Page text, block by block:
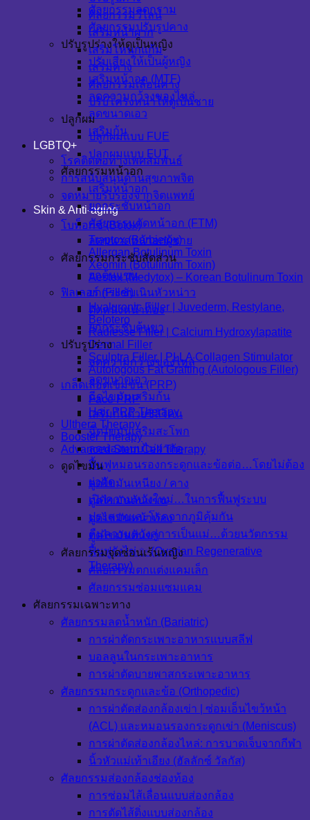
ศัลยกรรมลดกราม
ศัลยกรรมปรับรูปคาง
ปรับรูปร่างให้ดูเป็นหญิง
ปรับเสียงให้เป็นผู้หญิง
เสริมหน้าอก (MTF)
ลดความกว้างของไหล่
ลดขนาดเอว
เสริมก้น
LGBTQ+
โรคติดต่อทางเพศสัมพันธ์
การสนับสนุนด้านสุขภาพจิต
จดหมายรับรองจากจิตแพทย์
Skin & Anti-aging
โบท็อกซ์ (Botox)
Traptox (Barbietox)
Allergan Botulinum Toxin
Xeomin (Botulinum Toxin)
Aestox (Medytox) – Korean Botulinum Toxin
ฟิลเลอร์ (Filler)
Hyaluronic Filler | Juvederm, Restylane,
Belotero
Radiesse Filler | Calcium Hydroxylapatite
Dermal Filler
Sculptra Filler | PLLA Collagen Stimulator
Autologous Fat Grafting (Autologous Filler)
เกล็ดเลือดเข้มข้น (PRP)
Face PRP
Hair PRP Therapy
Ulthera Therapy
Booster Therapy
Advanced Stem Cell Therapy
ฟื้นฟูหมอนรองกระดูกและข้อต่อ…โดยไม่ต้อง
ผ่าตัด
เปิดความหวังใหม่…ในการฟื้นฟูระบบ
ประสาทและโรคจากภูมิคุ้มกัน
คืนความหวังสู่การเป็นแม่…ด้วยนวัตกรรม
ฟื้นฟูรังไข่ ✨ (Ovarian Regenerative
Therapy)
ศัลยกรรมวีไลน์
เสริมหน้าผาก
เสริมโหนกแก้ม
เสริมคาง
ศัลยกรรมเลื่อนคาง
ปรับโครงหน้าให้ดูเป็นชาย
ปลูกผม
ปลูกผมแบบ FUE
ปลูกผมแบบ FUT
ศัลยกรรมหน้าอก
เสริมหน้าอก
ยกกระชับหน้าอก
ศัลยกรรมตัดหน้าอก (FTM)
ลดขนาดหน้าอกผู้ชาย
ศัลยกรรมกระชับสัดส่วน
ยกต้นแขน
ยกกระชับเนินหัวหน่าว
ตัดหนังหน้าท้อง
ยกกระชับต้นขา
ปรับรูปร่าง
ลดความกว้างของไหล่
ลดขนาดเอว
ฉีดไขมันเสริมก้น
เสริมก้นด้วยซิลิโคน
ฉีดไขมันเสริมสะโพก
ลดน่องแบบไม่ผ่าตัด
ดูดไขมัน
ดูดไขมันเหนียง / คาง
ดูดไขมันต้นแขน
ดูดไขมันหน้าท้อง
ดูดไขมันต้นขา
ศัลยกรรมจุดซ่อนเร้นหญิง
ศัลยกรรมตกแต่งแคมเล็ก
ศัลยกรรมซ่อมแซมแคม
ศัลยกรรมเฉพาะทาง
ศัลยกรรมลดน้ำหนัก (Bariatric)
การผ่าตัดกระเพาะอาหารแบบสลีฟ
บอลลูนในกระเพาะอาหาร
การผ่าตัดบายพาสกระเพาะอาหาร
ศัลยกรรมกระดูกและข้อ (Orthopedic)
การผ่าตัดส่องกล้องเข่า | ซ่อมเอ็นไขว้หน้า
(ACL) และหมอนรองกระดูกเข่า (Meniscus)
การผ่าตัดส่องกล้องไหล่: การบาดเจ็บจากกีฬา
นิ้วหัวแม่เท้าเอียง (ฮัลลักซ์ วัลกัส)
ศัลยกรรมส่องกล้องช่องท้อง
การซ่อมไส้เลื่อนแบบส่องกล้อง
การตัดไส้ติ่งแบบส่องกล้อง